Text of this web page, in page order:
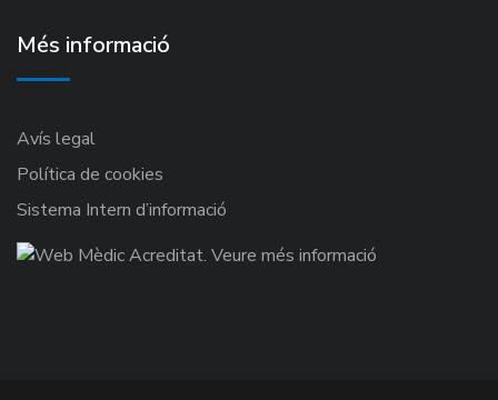
Més informació
Avís legal
Política de cookies
Sistema Intern d’informació